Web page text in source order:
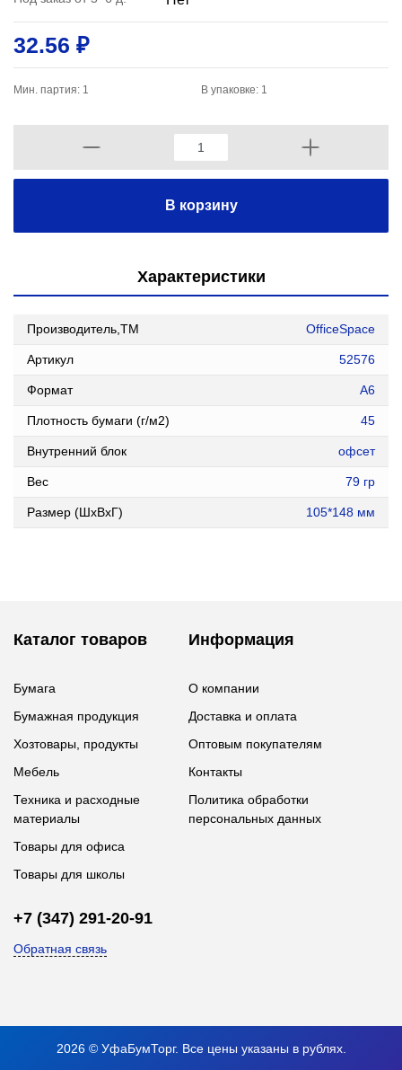
32.56 ₽
Мин. партия: 1 В упаковке: 1
В корзину
Характеристики
Производитель,ТМ OfficeSpace
Артикул 52576
Формат А6
Плотность бумаги (г/м2) 45
Внутренний блок офсет
Вес 79 гр
Размер (ШxВxГ) 105*148 мм
Каталог товаров
Бумага
Бумажная продукция
Хозтовары, продукты
Мебель
Техника и расходные
материалы
Товары для офиса
Товары для школы
Информация
О компании
Доставка и оплата
Оптовым покупателям
Контакты
Политика обработки
персональных данных
+7 (347) 291-20-91
Обратная связь
2026 © УфаБумТорг. Все цены указаны в рублях.